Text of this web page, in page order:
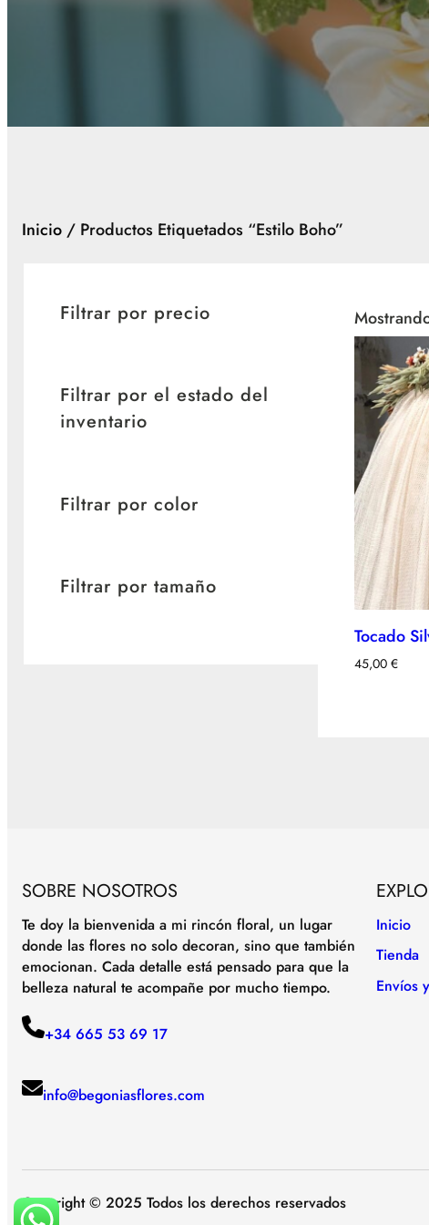
Inicio / Productos Etiquetados “estilo Boho”
Filtrar por precio
Filtrar por el estado del
inventario
Filtrar por color
Filtrar por tamaño
Tocado
45,00 €
SOBRE NOSOTROS
Te doy la bienvenida a mi rincón floral, un lugar
donde las flores no solo decoran, sino que también
emocionan. Cada detalle está pensado para que la
belleza natural te acompañe por mucho tiempo.
+34 665 53 69 17
info@begoniasflores.com
Inicio
Tienda
Envíos
Copyright © 2025 Todos los derechos reservados